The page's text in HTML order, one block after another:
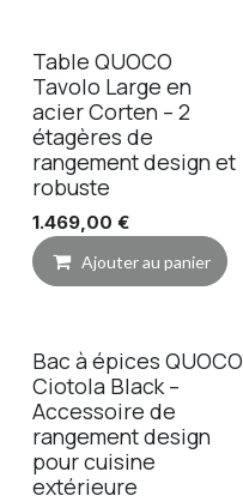
Table QUOCO
Tavolo Large en
acier Corten – 2
étagères de
rangement design et
robuste
1.469,00 €
Ajouter au panier
Bac à épices QUOCO
Ciotola Black –
Accessoire de
rangement design
pour cuisine
extérieure